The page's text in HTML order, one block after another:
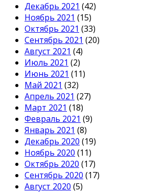
Декабрь 2021 (42)
Ноябрь 2021 (15)
Октябрь 2021 (33)
Сентябрь 2021 (20)
Август 2021 (4)
Июль 2021 (2)
Июнь 2021 (11)
Май 2021 (32)
Апрель 2021 (27)
Март 2021 (18)
Февраль 2021 (9)
Январь 2021 (8)
Декабрь 2020 (19)
Ноябрь 2020 (11)
Октябрь 2020 (17)
Сентябрь 2020 (17)
Август 2020 (5)